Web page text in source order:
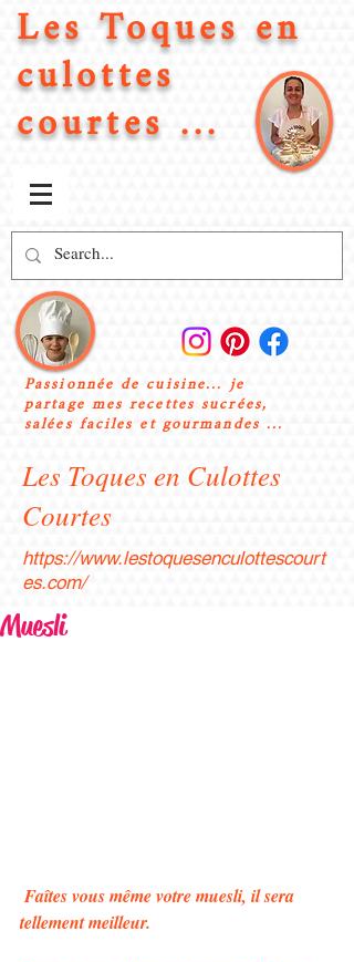
Les Toques en
culottes
courtes ...
Passionnée de cuisine... je
partage mes recettes sucrées,
salées faciles et gourmandes ...
Les Toques en Culottes
Courtes
https://www.lestoquesenculottescourt
es.com/
Muesli
tellement meilleur.